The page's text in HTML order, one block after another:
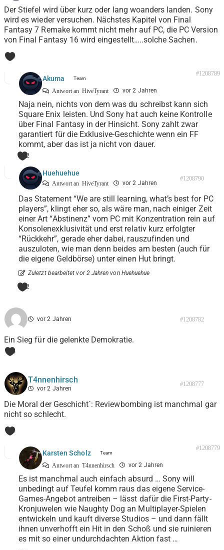
Der Stiefel wird über kurz oder lang woanders landen. Sony
wird es wieder versuchen. Nächstes Kapitel von Final
Fantasy 7 Remake kommt nicht mehr auf PC, die PC Version
von Final Fantasy 16 wird eingestellt…..solche Sachen.
0
Akuma
Antwort an HiveTyrant vor 2 Jahren
#1208789
Naja nein, nichts von dem was du schreibst kann sich
Square Enix leisten. Und Sony hat auch keine Kontrolle
über Final Fantasy in der Hinsicht. Sony zahlt zwar
garantiert für die Exklusive-Geschichte wenn ein FF
kommt, aber das ist ja nicht von dauer.
2
Huehuehue
Antwort an HiveTyrant vor 2 Jahren
#1208790
Das Statement “We are still learning, what’s best for PC
players”, klingt eher so, als wäre man, nach einiger Zeit
einer Art “Abstinenz” vom PC mit Konzentration rein auf
Konsolenexklusivität und erst relativ kurz erfolgter
“Rückkehr”, gerade eher dabei, rauszufinden und
auszuloten, wie man denn beides am besten (auch für
die eigene Geldbörse) unter einen Hut bringt.
Zuletzt bearbeitet vor 2 Jahren von Huehuehue
2
vor 2 Jahren #1208782
Ein Sieg für die gelenkte Demokratie.
3
T4nnenhirsch
vor 2 Jahren
#1208777
Die Moral der Geschicht´: Reviewbombing ist manchmal gar
nicht so schlecht.
0
Karsten Scholz
Antwort an T4nnenhirsch vor 2 Jahren
#1208779
Es ist manchmal auch einfach absurd … Sony will
unbedingt auf Teufel komm raus das eigene Service-
Games-Angebot antreiben – lässt dafür die First-Party-
Kronjuwelen wie Naughty Dog an Multiplayer-Spielen
entwickeln und kauft diverse Studios – und dann fällt
ihnen unverhofft ein Hit in den Schoß und sie ruinieren
es mit so einer undurchdachten Aktion fast …